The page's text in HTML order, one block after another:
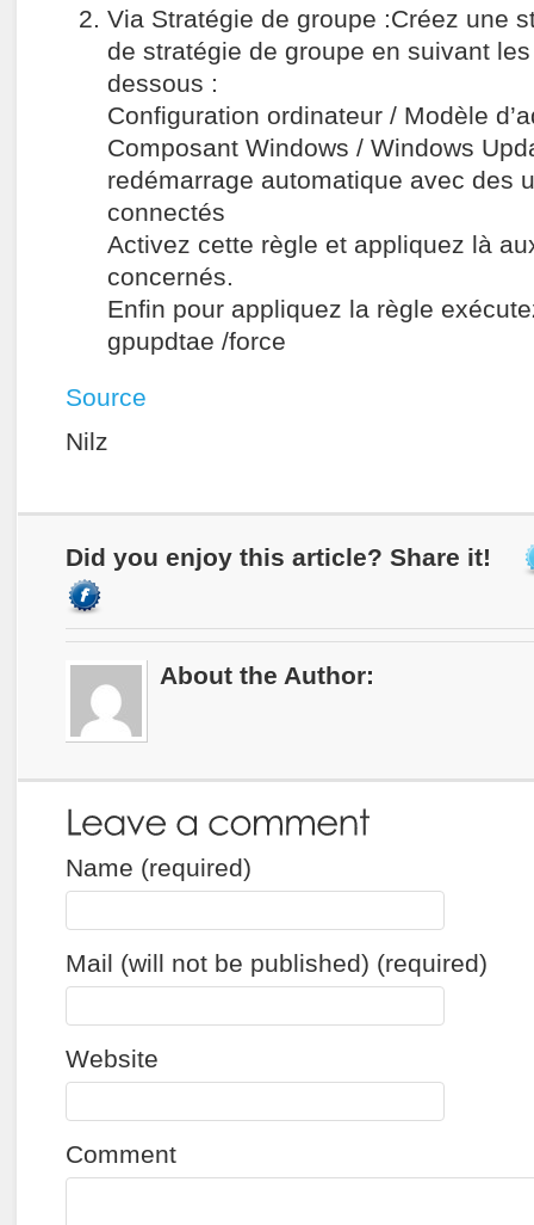
Via Stratégie de groupe :Créez une
de stratégie de groupe en suivant
dessous :
Configuration ordinateur / Modèle
Composant Windows / Windows
redémarrage automatique avec des
connectés
Activez cette règle et appliquez là
concernés.
Enfin pour appliquez la règle
gpupdtae /force
Source
Nilz
Did you enjoy this article? Share it!
About the Author:
Name (required)
Mail (will not be published) (required)
Website
Comment